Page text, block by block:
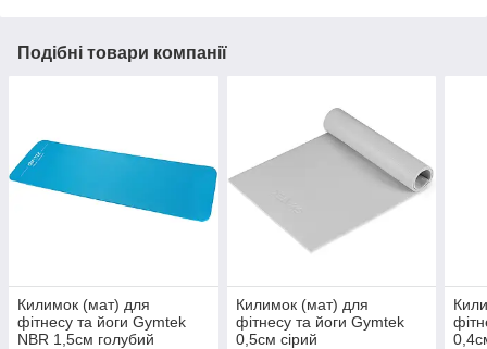
Подібні товари компанії
Килимок (мат) для
фітнесу та йоги Gymtek
NBR 1,5см голубий
Килимок (мат) для
фітнесу та йоги Gymtek
0,5см сірий